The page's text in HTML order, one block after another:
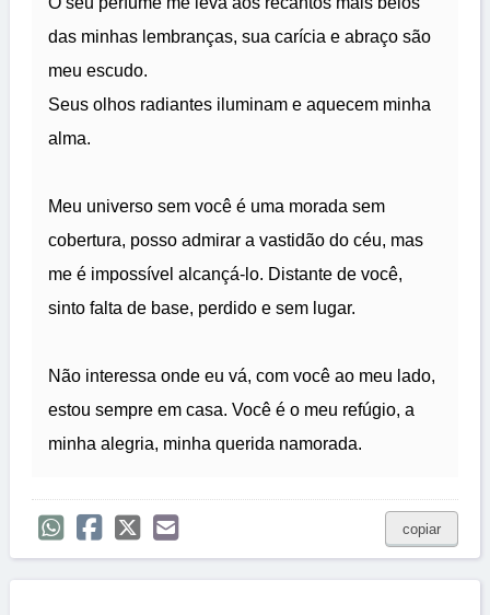
das minhas lembranças, sua carícia e abraço são
meu escudo.
Seus olhos radiantes iluminam e aquecem minha
alma.
Meu universo sem você é uma morada sem
cobertura, posso admirar a vastidão do céu, mas
me é impossível alcançá-lo. Distante de você,
sinto falta de base, perdido e sem lugar.
Não interessa onde eu vá, com você ao meu lado,
estou sempre em casa. Você é o meu refúgio, a
minha alegria, minha querida namorada.
copiar